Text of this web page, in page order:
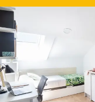
Lieux
Plus
English
Chinese
Italian